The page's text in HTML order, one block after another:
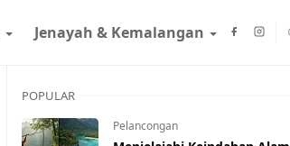
Jenayah & Kemalangan
POPULAR
Pelancongan